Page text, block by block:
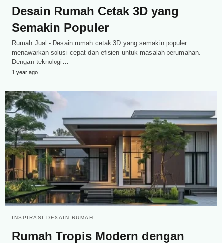
Desain Rumah Cetak 3D yang
Semakin Populer
Rumah Jual - Desain rumah cetak 3D yang semakin populer
menawarkan solusi cepat dan efisien untuk masalah perumahan.
Dengan teknologi…
1 year ago
INSPIRASI DESAIN RUMAH
Rumah Tropis Modern dengan